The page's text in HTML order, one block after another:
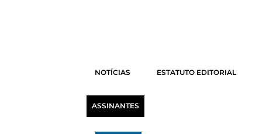
NOTÍCIAS ESTATUTO EDITORIAL
ASSINANTES